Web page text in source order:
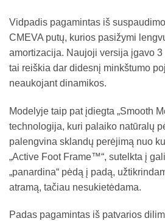
Vidpadis pagamintas iš
CMEVA putų, kurios pasižymi
amortizacija. Naujoji versija įgavo
tai reiškia dar didesnį minkštumo
neaukojant dinamikos.
Modelyje taip pat įdiegta „Smooth
technologija, kuri palaiko natūralų
palengvina sklandų perėjimą nuo
„Active Foot Frame™“, sutelkta į
„panardina“ pėdą į padą,
atramą, tačiau nesukietėdama.
Padas pagamintas iš patvarios